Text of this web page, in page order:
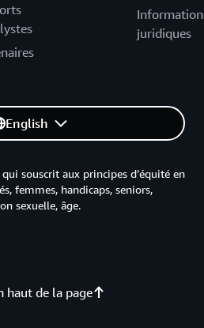
juridiques
English
haut de la page
souscrit aux principes d’équité en
femmes, handicaps, seniors,
sexuelle, âge.